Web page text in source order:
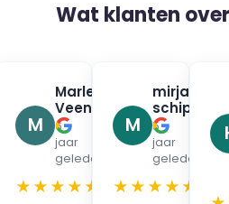
Wat klanten
M
Marleen
Veenendaal
✓
6
jaar
geleden
★★★★★
M
mirjam
schippers
5
jaar
geleden
★★★★★